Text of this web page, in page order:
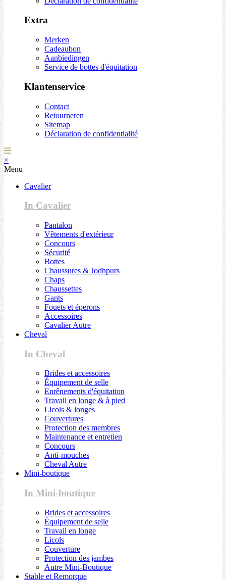
Extra
Merken
Cadeaubon
Aanbiedingen
Service de bottes d'équitation
Klantenservice
Contact
Retourneren
Sitemap
Déclaration de confidentialité
×
Menu
Cavalier
In Cavalier
Pantalon
Vêtements d'extérieur
Concours
Sécurité
Bottes
Chaussures & Jodhpurs
Chaps
Chaussettes
Gants
Fouets et éperons
Accessoires
Cavalier Autre
Cheval
In Cheval
Brides et accessoires
Équipement de selle
Enrênements d'équitation
Travail en longe & à pied
Licols & longes
Couvertures
Protection des membres
Maintenance et entretien
Concours
Anti-mouches
Cheval Autre
Mini-boutique
In Mini-boutique
Brides et accessoires
Équipement de selle
Travail en longe
Licols
Couverture
Protection des jambes
Autre Mini-Boutique
Stable et Remorque